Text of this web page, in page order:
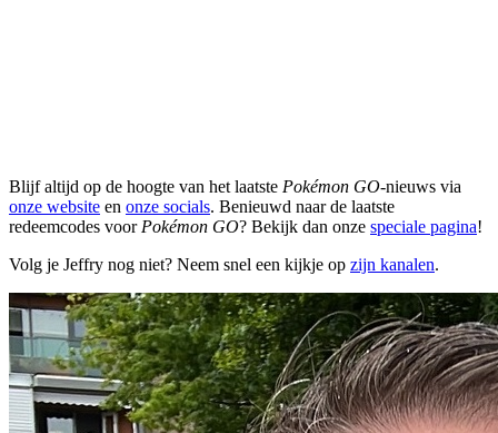
Blijf altijd op de hoogte van het laatste Pokémon GO-nieuws via
onze website en onze socials. Benieuwd naar de laatste
redeemcodes voor Pokémon GO? Bekijk dan onze speciale pagina!
Volg je Jeffry nog niet? Neem snel een kijkje op zijn kanalen.